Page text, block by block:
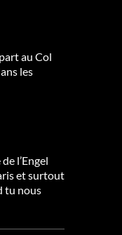
au Col
les
l’Engel
et surtout
tu nous